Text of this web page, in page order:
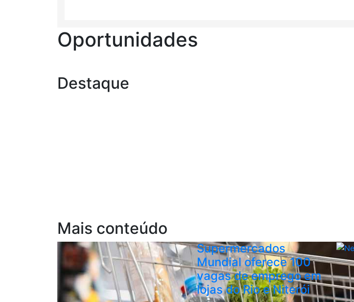
Oportunidades
Destaque
Mais conteúdo
Supermercados
Mundial oferece 100
vagas de emprego em
lojas do Rio e Niterói